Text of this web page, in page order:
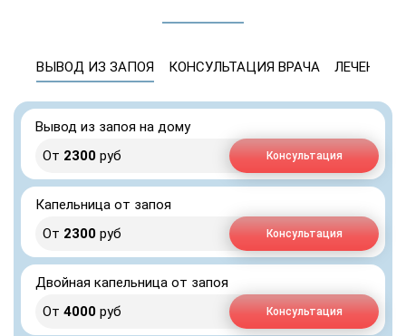
ВЫВОД ИЗ ЗАПОЯ КОНСУЛЬТАЦИЯ ВРАЧА ЛЕЧЕНИЕ
Вывод из запоя на дому
От 2300 руб Консультация
Капельница от запоя
От 2300 руб Консультация
Двойная капельница от запоя
От 4000 руб Консультация